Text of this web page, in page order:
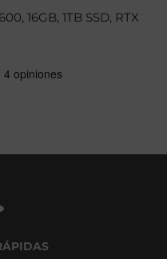
16GB, 1TB SSD, RTX